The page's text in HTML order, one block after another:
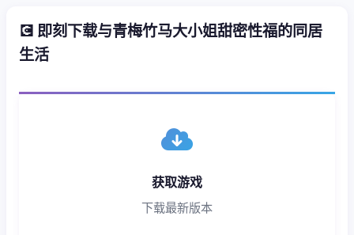
💽 即刻下载与青梅竹马大小姐甜密性福的同居
生活
获取游戏
下载最新版本